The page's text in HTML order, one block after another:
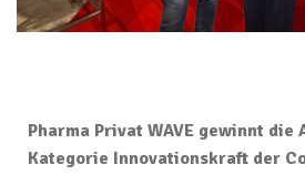
Pharma Privat WAVE gewinnt die
Kategorie Innovationskraft der